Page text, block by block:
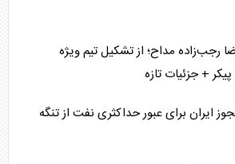
رجب‌زاده مداح؛ از تشکیل تیم ویژه
+ جزئیات تازه
ایران برای عبور حداکثری نفت از تنگه